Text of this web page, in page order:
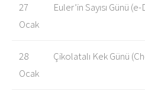
27
Ocak
Euler’in Sayısı Günü (e-
28
Ocak
Çikolatalı Kek Günü